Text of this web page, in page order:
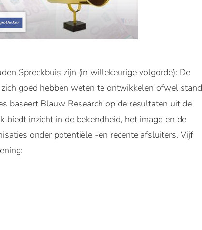
Spreekbuis zijn (in willekeurige volgorde): De
goed hebben weten te ontwikkelen ofwel stand
baseert Blauw Research op de resultaten uit de
inzicht in de bekendheid, het imago en de
onder potentiële -en recente afsluiters. Vijf